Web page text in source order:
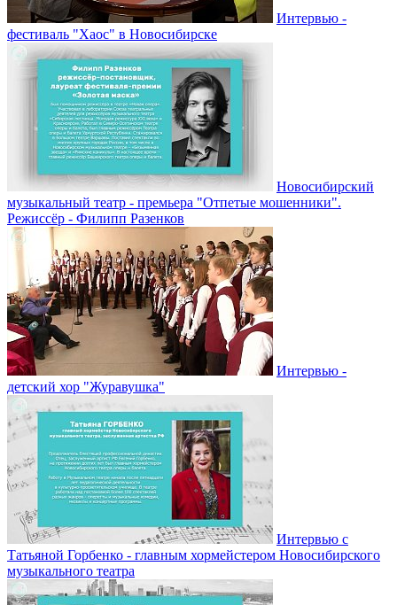
Интервью -
фестиваль "Хаос" в Новосибирске
Новосибирский
музыкальный театр - премьера "Отпетые мошенники".
Режиссёр - Филипп Разенков
Интервью -
детский хор "Журавушка"
Интервью с
Татьяной Горбенко - главным хормейстером Новосибирского
музыкального театра